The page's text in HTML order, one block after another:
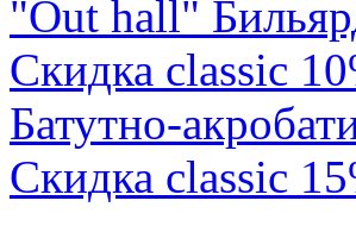
"Out hall"
Скидка classic
Батутно-
Скидка classic